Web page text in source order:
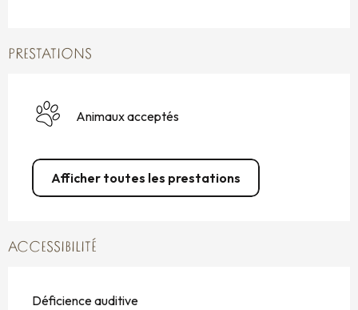
PRESTATIONS
Animaux acceptés
Afficher toutes les prestations
ACCESSIBILITÉ
Déficience auditive